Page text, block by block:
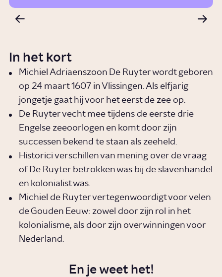
In het kort
Michiel Adriaenszoon De Ruyter wordt geboren
op 24 maart 1607 in Vlissingen. Als elfjarig
jongetje gaat hij voor het eerst de zee op.
De Ruyter vecht mee tijdens de eerste drie
Engelse zeeoorlogen en komt door zijn
successen bekend te staan als zeeheld.
Historici verschillen van mening over de vraag
of De Ruyter betrokken was bij de slavenhandel
en kolonialist was.
Michiel de Ruyter vertegenwoordigt voor velen
de Gouden Eeuw: zowel door zijn rol in het
kolonialisme, als door zijn overwinningen voor
Nederland.
En je weet het!